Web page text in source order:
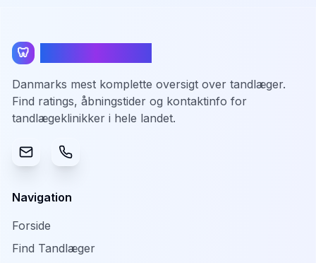
🦷
Danmarks mest komplette oversigt over tandlæger.
Find ratings, åbningstider og kontaktinfo for
tandlægeklinikker i hele landet.
Navigation
Forside
Find Tandlæger